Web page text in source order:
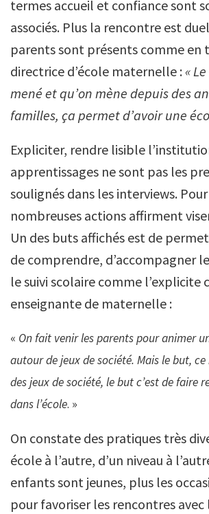
termes accueil et confiance sont
associés. Plus la rencontre est
parents sont présents comme en
directrice d’école maternelle : «
mené et qu’on mène depuis des
familles, ça permet d’avoir une
Expliciter, rendre lisible
apprentissages ne sont pas les
soulignés dans les interviews.
nombreuses actions affirment
Un des buts affichés est de
de comprendre, d’accompagner
le suivi scolaire comme l’explicite
enseignante de maternelle :
« On fait venir les parents pouranimer
autour de jeux de société. Mais le but, ce
des jeux de société, le but c’est de faire
dans l’école. »
On constate des pratiques très
école à l’autre, d’un niveau à
enfants sont jeunes, plus les
pour favoriser les rencontres